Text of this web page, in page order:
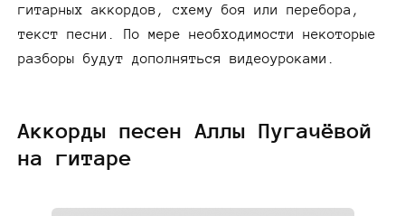
гитарных аккордов, схему боя или перебора,
текст песни. По мере необходимости некоторые
разборы будут дополняться видеоуроками.
Аккорды песен Аллы Пугачёвой
на гитаре